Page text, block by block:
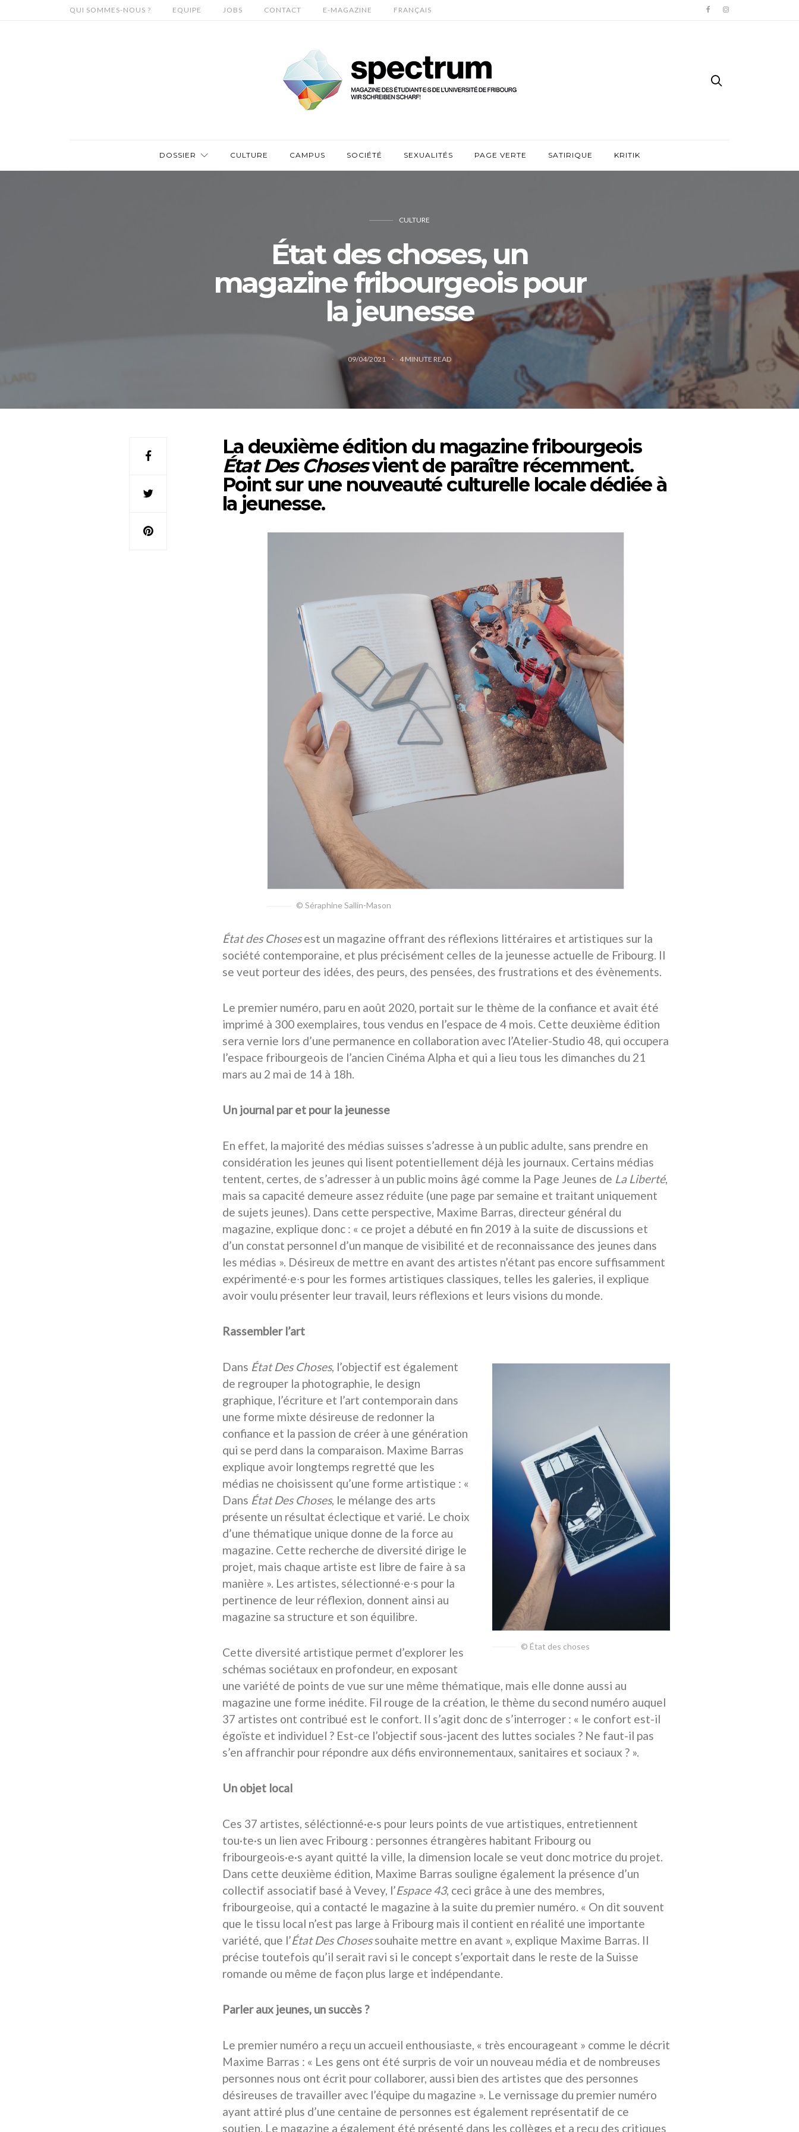
QUI SOMMES-NOUS ? EQUIPE JOBS CONTACT E-MAGAZINE FRANÇAIS
DOSSIER CULTURE CAMPUS SOCIÉTÉ SEXUALITÉS PAGE VERTE SATIRIQUE KRITIK
CULTURE
État des choses, un
magazine fribourgeois pour
la jeunesse
09/04/2021 4MINUTE READ
La deuxième édition du magazine fribourgeois
État Des Chosesvient de paraître récemment.
Point sur une nouveauté culturelle locale dédiée à
la jeunesse.
© Séraphine Sallin-Mason
État des Chosesest un magazine offrant des réflexions littéraires et artistiques sur la
société contemporaine, et plus précisément celles de la jeunesse actuelle de Fribourg. Il
se veut porteur des idées, des peurs, des pensées, des frustrations et des évènements.
Le premier numéro, paru en août 2020, portait sur le thème de la confiance et avait été
imprimé à 300 exemplaires, tous vendus en l’espace de 4 mois. Cette deuxième édition
sera vernie lors d’une permanence en collaboration avec l’Atelier-Studio 48, qui occupera
l’espace fribourgeois de l’ancien Cinéma Alpha et qui a lieu tous les dimanches du 21
mars au 2 mai de 14 à 18h.
Un journal par et pour la jeunesse
En effet, la majorité des médias suisses s’adresse à un public adulte, sans prendre en
considération les jeunes qui lisent potentiellement déjà les journaux. Certains médias
tentent, certes, de s’adresser à un public moins âgé comme la Page Jeunes de La Liberté,
mais sa capacité demeure assez réduite (une page par semaine et traitant uniquement
de sujets jeunes). Dans cette perspective, Maxime Barras, directeur général du
magazine, explique donc : « ce projet a débuté en fin 2019 à la suite de discussions et
d’un constat personnel d’un manque de visibilité et de reconnaissance des jeunes dans
les médias ». Désireux de mettre en avant des artistes n’étant pas encore suffisamment
expérimenté∙e∙s pour les formes artistiques classiques, telles les galeries, il explique
avoir voulu présenter leur travail, leurs réflexions et leurs visions du monde.
Rassembler l’art
© État des choses
Dans État Des Choses, l’objectif est également
de regrouper la photographie, le design
graphique, l’écriture et l’art contemporain dans
une forme mixte désireuse de redonner la
confiance et la passion de créer à une génération
qui se perd dans la comparaison. Maxime Barras
explique avoir longtemps regretté que les
médias ne choisissent qu’une forme artistique : «
Dans État Des Choses, le mélange des arts
présente un résultat éclectique et varié. Le choix
d’une thématique unique donne de la force au
magazine. Cette recherche de diversité dirige le
projet, mais chaque artiste est libre de faire à sa
manière ». Les artistes, sélectionné∙e∙s pour la
pertinence de leur réflexion, donnent ainsi au
magazine sa structure et son équilibre.
Cette diversité artistique permet d’explorer les
schémas sociétaux en profondeur, en exposant
une variété de points de vue sur une même thématique, mais elle donne aussi au
magazine une forme inédite. Fil rouge de la création, le thème du second numéro auquel
37 artistes ont contribué est le confort. Il s’agit donc de s’interroger : « le confort est-il
égoïste et individuel ? Est-ce l’objectif sous-jacent des luttes sociales ? Ne faut-il pas
s’en affranchir pour répondre aux défis environnementaux, sanitaires et sociaux ? ».
Un objet local
Ces 37 artistes, séléctionné·e·s pour leurs points de vue artistiques, entretiennent
tou·te·s un lien avec Fribourg : personnes étrangères habitant Fribourg ou
fribourgeois·e·s ayant quitté la ville, la dimension locale se veut donc motrice du projet.
Dans cette deuxième édition, Maxime Barras souligne également la présence d’un
collectif associatif basé à Vevey, l’Espace 43, ceci grâce à une des membres,
fribourgeoise, qui a contacté le magazine à la suite du premier numéro. « On dit souvent
que le tissu local n’est pas large à Fribourg mais il contient en réalité une importante
variété, que l’État Des Chosessouhaite mettre en avant », explique Maxime Barras. Il
précise toutefois qu’il serait ravi si le concept s’exportait dans le reste de la Suisse
romande ou même de façon plus large et indépendante.
Parler aux jeunes, un succès ?
Le premier numéro a reçu un accueil enthousiaste, « très encourageant » comme le décrit
Maxime Barras : « Les gens ont été surpris de voir un nouveau média et de nombreuses
personnes nous ont écrit pour collaborer, aussi bien des artistes que des personnes
désireuses de travailler avec l’équipe du magazine ». Le vernissage du premier numéro
ayant attiré plus d’une centaine de personnes est également représentatif de ce
soutien. Le magazine a également été présenté dans les collèges et a reçu des critiques